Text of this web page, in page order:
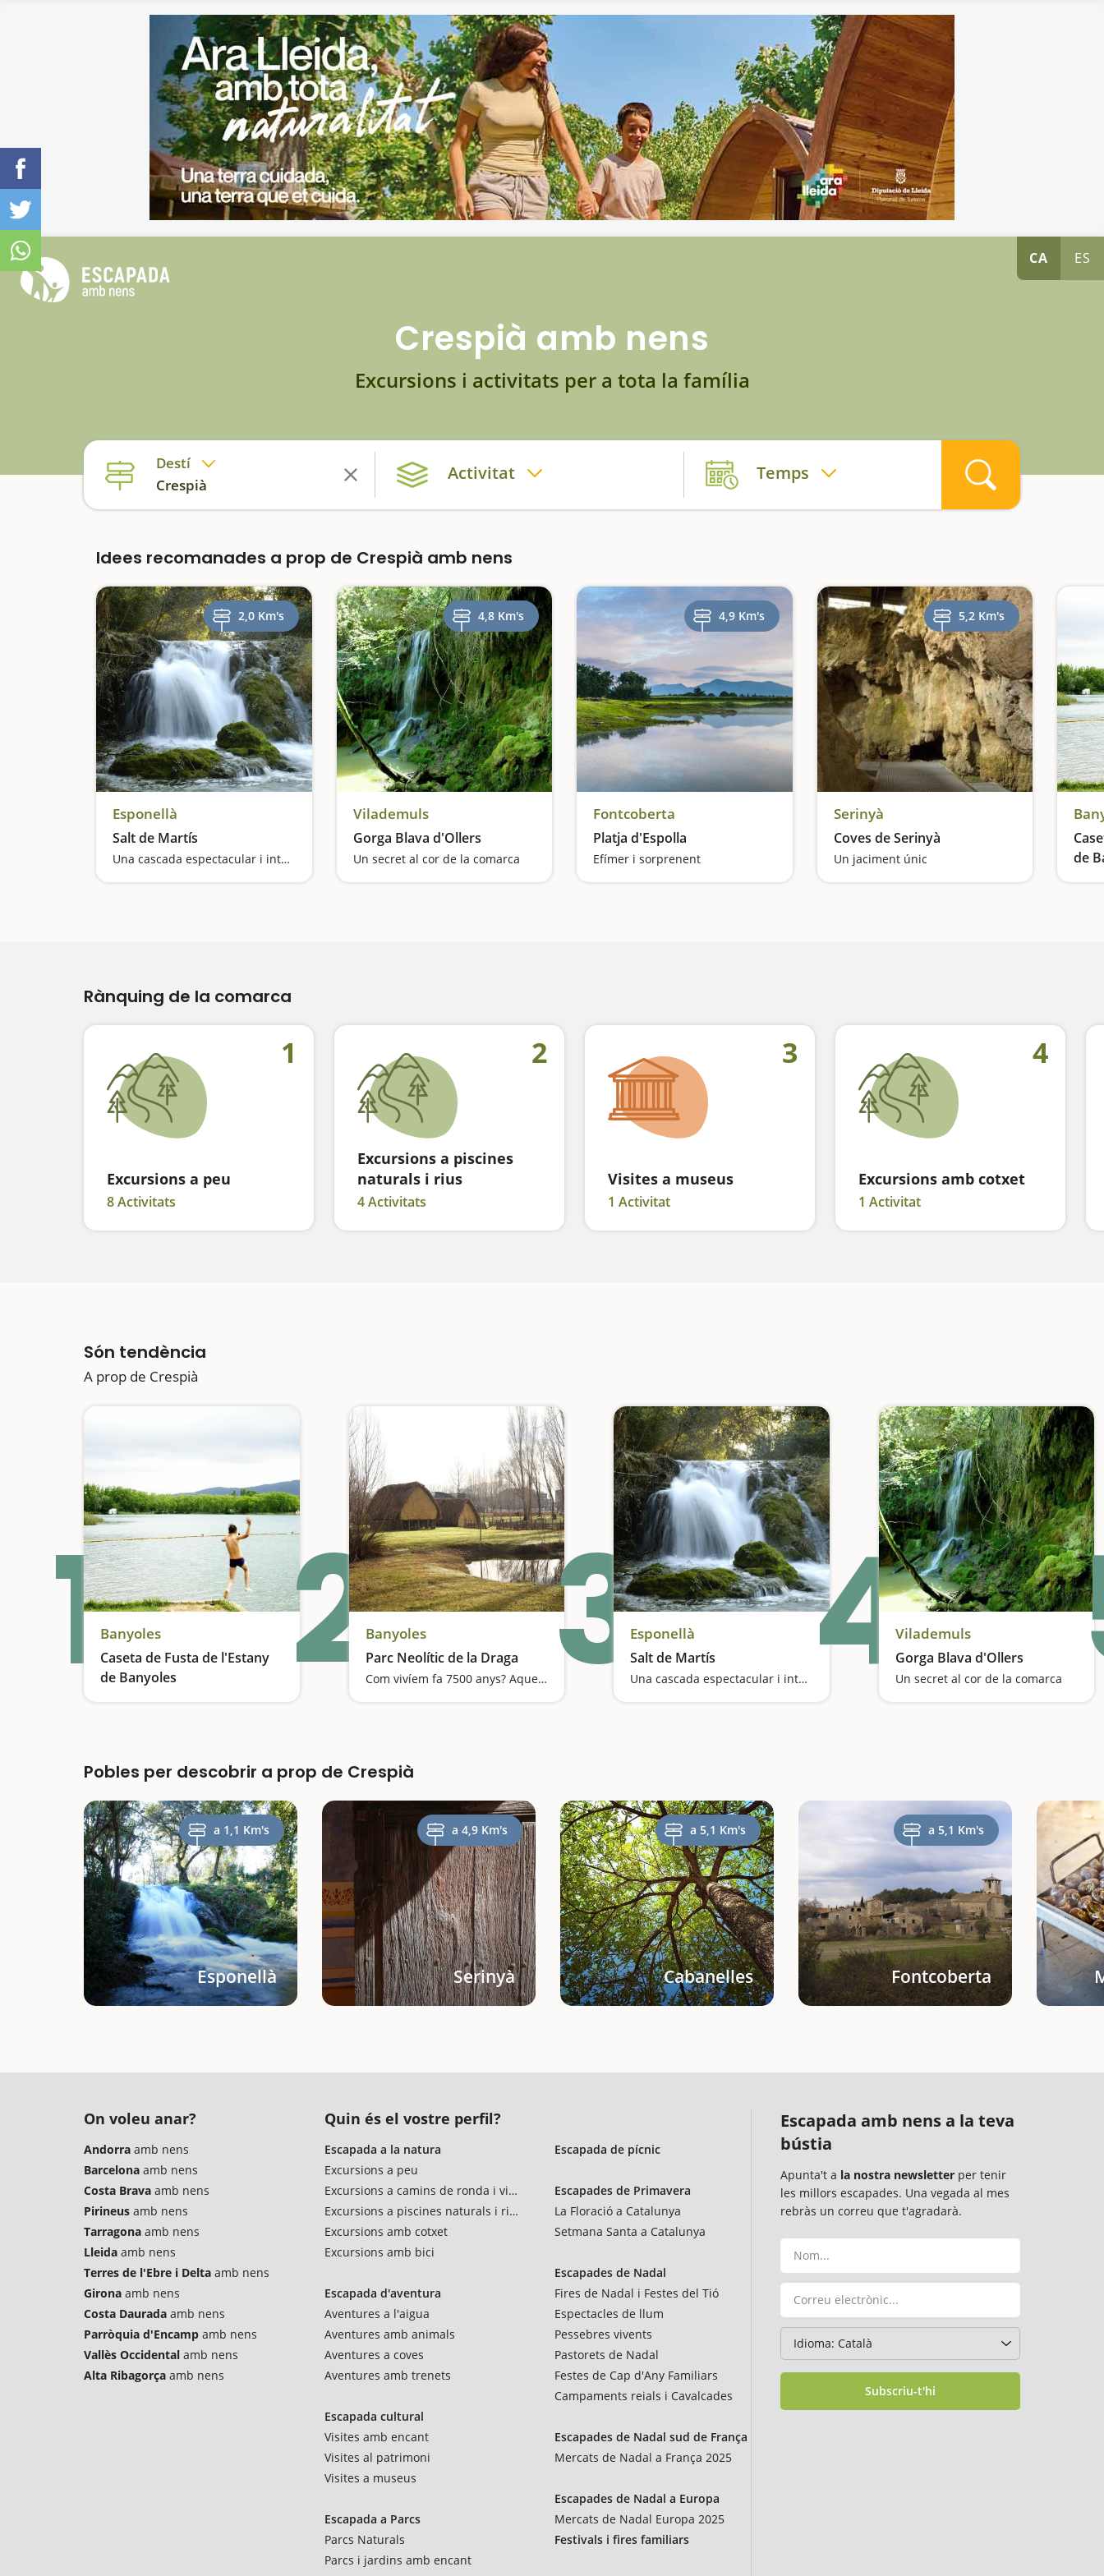
CA ES
Crespià amb nens
Excursions i activitats per a tota la família
Destí
Crespià
Activitat Temps
Idees recomanades a prop de Crespià amb nens
2,0 Km's
Esponellà
Salt de Martís
Una cascada espectacular i intermitent
4,8 Km's
Vilademuls
Gorga Blava d'Ollers
Un secret al cor de la comarca
4,9 Km's
Fontcoberta
Platja d'Espolla
Efímer i sorprenent
5,2 Km's
Serinyà
Coves de Serinyà
Un jaciment únic
de
El
Rànquing de la comarca
1
Excursions a peu
8 Activitats
2
Excursions a piscines
naturals i rius
4 Activitats
3
Visites a museus
1 Activitat
4
Excursions amb cotxet
1 Activitat
Són tendència
A prop de Crespià
1Banyoles
Caseta de Fusta de l'Estany
de Banyoles
El bany més popular 2Banyoles
Parc Neolític de la Draga
Com vivíem fa 7500 anys? Aquesta visita us permetrà entrar a diferents cabanes 3Esponellà
Salt de Martís
Una cascada espectacular i intermitent 4Vilademuls
Gorga Blava d'Ollers
Un secret al cor de la comarca
Pobles per descobrir a prop de Crespià
a 1,1 Km's
Esponellà
a 4,9 Km's
Serinyà
a 5,1 Km's
Cabanelles
a 5,1 Km's
Fontcoberta
On voleu anar?
Andorra amb nens
Barcelona amb nens
Costa Brava amb nens
Pirineus amb nens
Tarragona amb nens
Lleida amb nens
Terres de l'Ebre i Delta amb nens
Girona amb nens
Costa Daurada amb nens
Parròquia d'Encamp amb nens
Vallès Occidental amb nens
Alta Ribagorça amb nens
Quin és el vostre perfil?
Escapada a la natura
Excursions a peu
Excursions a camins de ronda i vies verdes
Excursions a piscines naturals i rius
Excursions amb cotxet
Excursions amb bici
Escapada d'aventura
Aventures a l'aigua
Aventures amb animals
Aventures a coves
Aventures amb trenets
Escapada cultural
Visites amb encant
Visites al patrimoni
Visites a museus
Escapada a Parcs
Parcs Naturals
Parcs i jardins amb encant
Escapada de pícnic
Escapades de Primavera
La Floració a Catalunya
Setmana Santa a Catalunya
Escapades de Nadal
Fires de Nadal i Festes del Tió
Espectacles de llum
Pessebres vivents
Pastorets de Nadal
Festes de Cap d'Any Familiars
Campaments reials i Cavalcades
Escapades de Nadal sud de França
Mercats de Nadal a França 2025
Escapades de Nadal a Europa
Mercats de Nadal Europa 2025
Festivals i fires familiars
Escapada amb nens a la teva
bústia
Apunta't a la nostra newsletter per tenir
les millors escapades. Una vegada al mes
rebràs un correu que t'agradarà.
Subscriu-t'hi